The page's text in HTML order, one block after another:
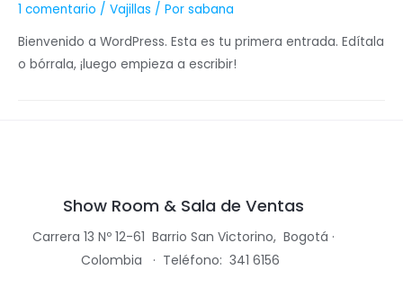
1 comentario / Vajillas / Por sabana
Bienvenido a WordPress. Esta es tu primera entrada. Edítala
o bórrala, ¡luego empieza a escribir!
Show Room & Sala de Ventas
Carrera 13 Nº 12-61 Barrio San Victorino, Bogotá ·
Colombia
· Teléfono: 341 6156